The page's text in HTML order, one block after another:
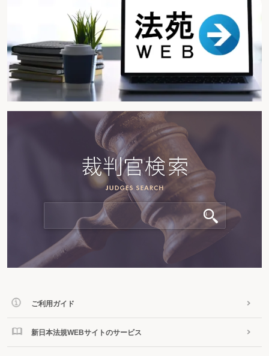
ご利用ガイド
新日本法規WEBサイトのサービス